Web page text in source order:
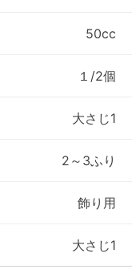
50cc
１/2個
大さじ1
2～3ふり
飾り用
大さじ1